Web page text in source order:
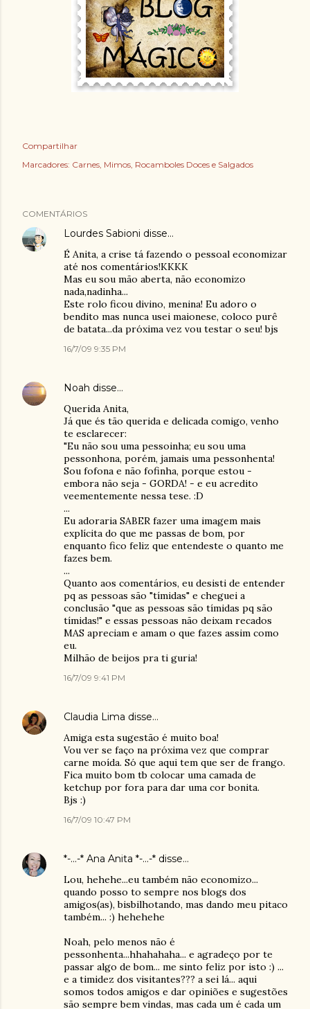
Compartilhar
Marcadores: Carnes Mimos Rocamboles Doces e Salgados
COMENTÁRIOS
Lourdes Sabioni disse…
É Anita, a crise tá fazendo o pessoal economizar
até nos comentários!KKKK
Mas eu sou mão aberta, não economizo
nada,nadinha...
Este rolo ficou divino, menina! Eu adoro o
bendito mas nunca usei maionese, coloco purê
de batata...da próxima vez vou testar o seu! bjs
16/7/09 9:35 PM
Noah disse…
Querida Anita,
Já que és tão querida e delicada comigo, venho
te esclarecer:
"Eu não sou uma pessoinha; eu sou uma
pessonhona, porém, jamais uma pessonhenta!
Sou fofona e não fofinha, porque estou -
embora não seja - GORDA! - e eu acredito
veementemente nessa tese. :D
...
Eu adoraria SABER fazer uma imagem mais
explícita do que me passas de bom, por
enquanto fico feliz que entendeste o quanto me
fazes bem.
...
Quanto aos comentários, eu desisti de entender
pq as pessoas são "tímidas" e cheguei a
conclusão "que as pessoas são tímidas pq são
tímidas!" e essas pessoas não deixam recados
MAS apreciam e amam o que fazes assim como
eu.
Milhão de beijos pra ti guria!
16/7/09 9:41 PM
Claudia Lima disse…
Amiga esta sugestão é muito boa!
Vou ver se faço na próxima vez que comprar
carne moída. Só que aqui tem que ser de frango.
Fica muito bom tb colocar uma camada de
ketchup por fora para dar uma cor bonita.
Bjs :)
16/7/09 10:47 PM
*-...-* Ana Anita *-...-* disse…
Lou, hehehe...eu também não economizo...
quando posso to sempre nos blogs dos
amigos(as), bisbilhotando, mas dando meu pitaco
também... :) hehehehe
Noah, pelo menos não é
pessonhenta...hhahahaha... e agradeço por te
passar algo de bom... me sinto feliz por isto :) ...
e a timidez dos visitantes??? a sei lá... aqui
somos todos amigos e dar opiniões e sugestões
são sempre bem vindas, mas cada um é cada um